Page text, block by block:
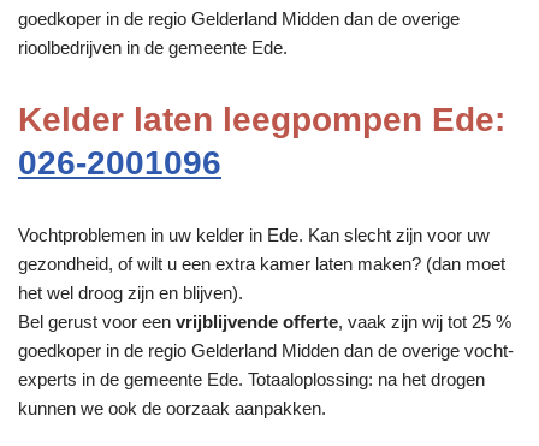
goedkoper in de regio Gelderland Midden dan de overige
rioolbedrijven in de gemeente Ede.
Kelder laten leegpompen Ede:
026-2001096
Vochtproblemen in uw kelder in Ede. Kan slecht zijn voor uw
gezondheid, of wilt u een extra kamer laten maken? (dan moet
het wel droog zijn en blijven).
Bel gerust voor een vrijblijvende offerte, vaak zijn wij tot 25 %
goedkoper in de regio Gelderland Midden dan de overige vocht-
experts in de gemeente Ede. Totaaloplossing: na het drogen
kunnen we ook de oorzaak aanpakken.